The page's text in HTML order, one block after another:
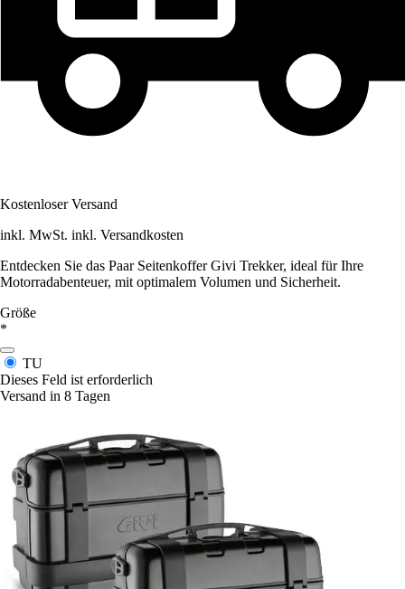
Kostenloser Versand
inkl. MwSt. inkl. Versandkosten
Entdecken Sie das Paar Seitenkoffer Givi Trekker, ideal für Ihre
Motorradabenteuer, mit optimalem Volumen und Sicherheit.
Größe
*
TU
Dieses Feld ist erforderlich
Versand in 8 Tagen